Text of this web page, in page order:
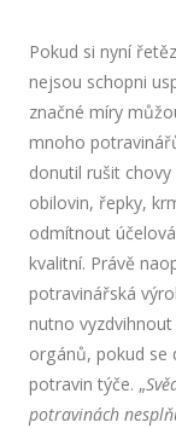
Pokud si nyní
nejsou schopni
značné míry
mnoho
donutil rušit
obilovin, řepky,
odmítnout
kvalitní. Právě
potravinářská
nutno
orgánů, pokud se
potravin týče. „
potravinách